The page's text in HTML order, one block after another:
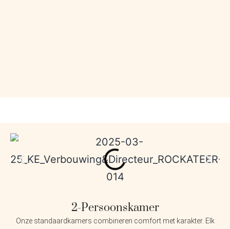
2-Persoonskamer
Onze standaardkamers combineren comfort met karakter. Elk